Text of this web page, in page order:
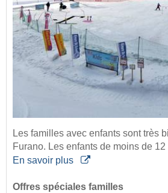
Les familles avec enfants sont très
Furano. Les enfants de moins de
En savoir plus
Offres spéciales familles